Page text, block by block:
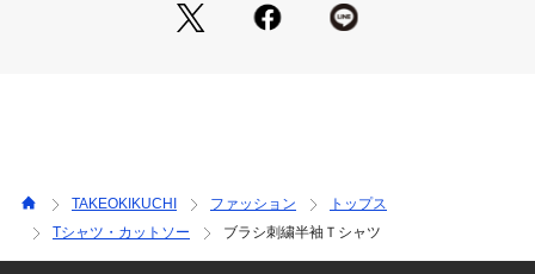
を組み合わせることで、奥行きと洗練された表情を生み出して
【推奨サイズ】
02サイズ（M）：165～175cm
03サイズ（L）：170～180cm
TAKEOKIKUCHI ファッション
トップス
Tシャツ・カットソー
ブラシ刺繍半袖Ｔシャツ